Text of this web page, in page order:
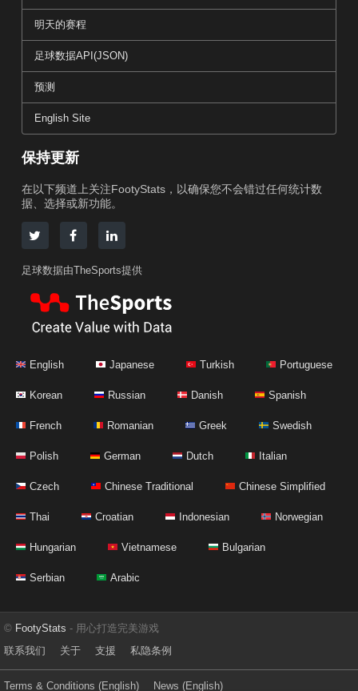
明天的赛程
足球数据API(JSON)
预测
English Site
保持更新
在以下频道上关注FootyStats，以确保您不会错过任何统计数
据、选择或新功能。
足球数据由TheSports提供
English Japanese Turkish Portuguese
Korean Russian Danish Spanish
French Romanian Greek Swedish
Polish German Dutch Italian
Czech Chinese Traditional Chinese Simplified
Thai Croatian Indonesian Norwegian
Hungarian Vietnamese Bulgarian
Serbian Arabic
© FootyStats - 用心打造完美游戏
联系我们
关于 支援 私隐条例
Terms & Conditions (English) News (English)